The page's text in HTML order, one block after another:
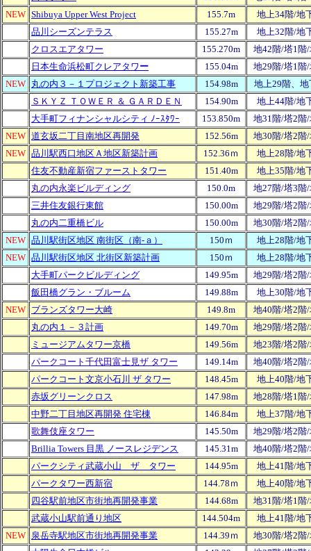
NEW Shibuya Upper West Project 155.7m
地上34階/地
品川シーズンテラス
155.27m
地上32階/地
クロスエアタワー
155.270m
地42階/塔1階
日本生命浜松町クレアタワ ー 155.04m
地29階/塔1階
NEW
丸の内３－１プロジェクト新築工事 154.98m
地上29階、地
ＳＫＹＺ ＴＯＷＥＲ ＆ ＧＡＲＤＥＮ
154.90m
地上44階/地
大手町フィナンシャルシティ ﾉｰｽﾀﾜｰ
153.850m
地31階/塔2階
NEW 道玄坂二丁目南地区再開発 152.56m
地30階/塔2階
NEW 品川駅西口地区Ａ地区新築計画 152.36ｍ
地上28階/地
住友不動産新宿ファーストタワー
151.40m
地上35階/地
丸の内永楽ビルディング
150.0m
地27階/塔3階
三井住友銀行東館
150.00m
地29階/塔2階
丸の内二重橋ビル
150.00m
地30階/塔2階
NEW 品川駅街区地区 南街区（南-ａ） 150ｍ
地上28階/地
NEW 品川駅街区地区 北街区新築計画 150ｍ
地上28階/地
大手町パークビルディング
149.95m
地29階/塔2階
飯田橋グラン・ブルーム
149.88m
地上30階/地
NEW
ブランズタワー大崎 149.8m
地40階/塔2階
丸の内１－３計画
149.70m
地29階/塔2階
ミュージアムタワー京橋
149.56m
地23階/塔2階
パークコート千代田富士見ザ タワー
149.14m 地40階/塔2階/
パークコート文京小石川 ザ タワー
148.45m
地上40階/地
赤坂グリーンクロス
147.98m
地28階/塔1階
中野二丁目地区再開発 住宅棟
146.84m
地上37階/地
歌舞伎座タワー
145.50m
地29階/塔2階
Brillia Towers 目黒 ノースレジデンス
145.31m
地40階/塔2階
パークシティ武蔵小山 ザ タワー
144.95m
地上41階/地
パークタワー西新宿
144.78ｍ
地上40階/地
四谷駅前地区市街地再開発事業
144.68m
地31階/塔1階
武蔵小山駅前通り地区
144.504m
地上41階/地
NEW
泉岳寺駅地区市街地再開発事業 144.39ｍ
地30階/塔2階